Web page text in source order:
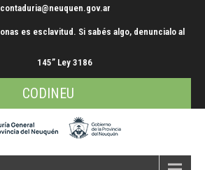
contaduria@neuquen.gov.ar
es esclavitud. Si sabés algo, denuncialo al
145” Ley 3186
CODINEU